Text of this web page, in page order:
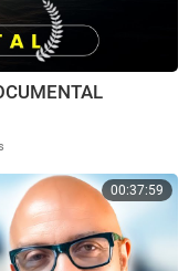
00:37:59